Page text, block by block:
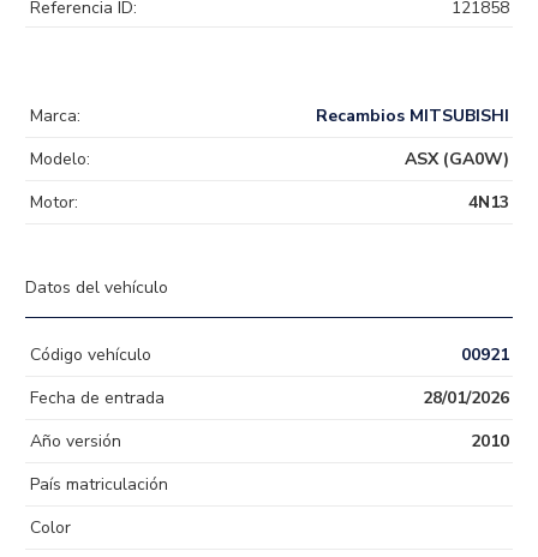
Referencia ID:
121858
Marca:
Recambios MITSUBISHI
Modelo:
ASX (GA0W)
Motor:
4N13
Datos del vehículo
Código vehículo
00921
Fecha de entrada
28/01/2026
Año versión
2010
País matriculación
Color